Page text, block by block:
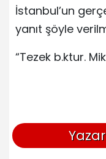
İstanbul’un
yanıt şöyle
“Tezek b.ktur.